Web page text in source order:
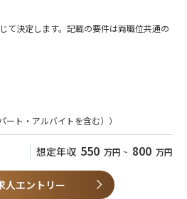
適化
を行い、勤怠不備の解消および⾧時間労働
保：
態に応じた給与計算方法の最適化を図り、
の変動費を可視化し、コスト管理体制を構
ディングの強化
：
て決定します。記載の要件は両職位共通の
務経験がある方
ート・アルバイトを含む））
想定年収 550 万円 ~ 800 万円
人エントリー